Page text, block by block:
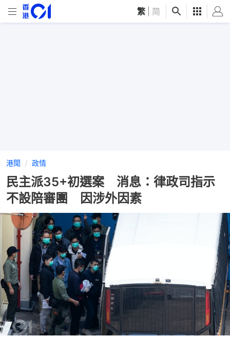
繁 简
港聞 政情
民主派35+初選案 消息：律政司指示
不設陪審團 因涉外因素